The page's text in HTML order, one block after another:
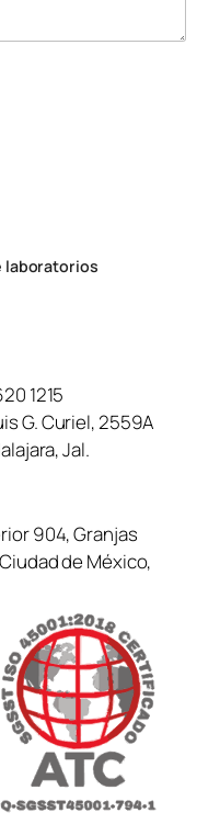
laboratorios
1215
G. Curiel, 2559A
Jal.
904, Granjas
de México,